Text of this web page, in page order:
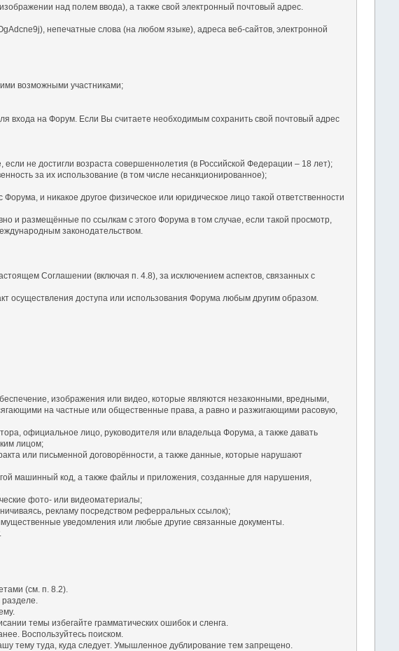
над полем ввода), а также свой электронный почтовый адрес.
непечатные слова (на любом языке), адреса веб-сайтов, электронной
возможными участниками;
входа на Форум. Если Вы считаете необходимым сохранить свой почтовый адрес
не достигли возраста совершеннолетия (в Российской Федерации – 18 лет);
за их использование (в том числе несанкционированное);
и никакое другое физическое или юридическое лицо такой ответственности
и размещённые по ссылкам с этого Форума в том случае, если такой просмотр,
законодательством.
Соглашении (включая п. 4.8), за исключением аспектов, связанных с
осуществления доступа или использования Форума любым другим образом.
изображения или видео, которые являются незаконными, вредными,
на частные или общественные права, а равно и разжигающими расовую,
официальное лицо, руководителя или владельца Форума, а также давать
лицом;
или письменной договорённости, а также данные, которые нарушают
машинный код, а также файлы и приложения, созданные для нарушения,
фото- или видеоматериалы;
рекламу посредством реферральных ссылок);
уведомления или любые другие связанные документы.
(см. п. 8.2).
темы избегайте грамматических ошибок и сленга.
Воспользуйтесь поиском.
тему туда, куда следует. Умышленное дублирование тем запрещено.